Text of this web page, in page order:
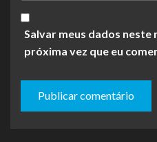
Salvar meus dados neste
próxima vez que eu